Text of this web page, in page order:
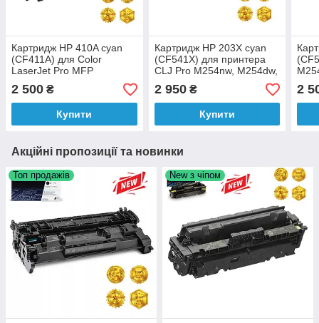
Картридж HP 410A cyan
(CF411A) для Color
LaserJet Pro MFP
M477fdw, M452dn,
M452nw аналог
2 500 ₴
Купити
Картридж HP 203X cyan
(CF541X) для принтера
CLJ Pro M254nw, M254dw,
M280nw, M281fdn,
M281fdw аналог
2 950₴
Купити
2
Акційні пропозиції та новинки
Топ продажів New з чіпом